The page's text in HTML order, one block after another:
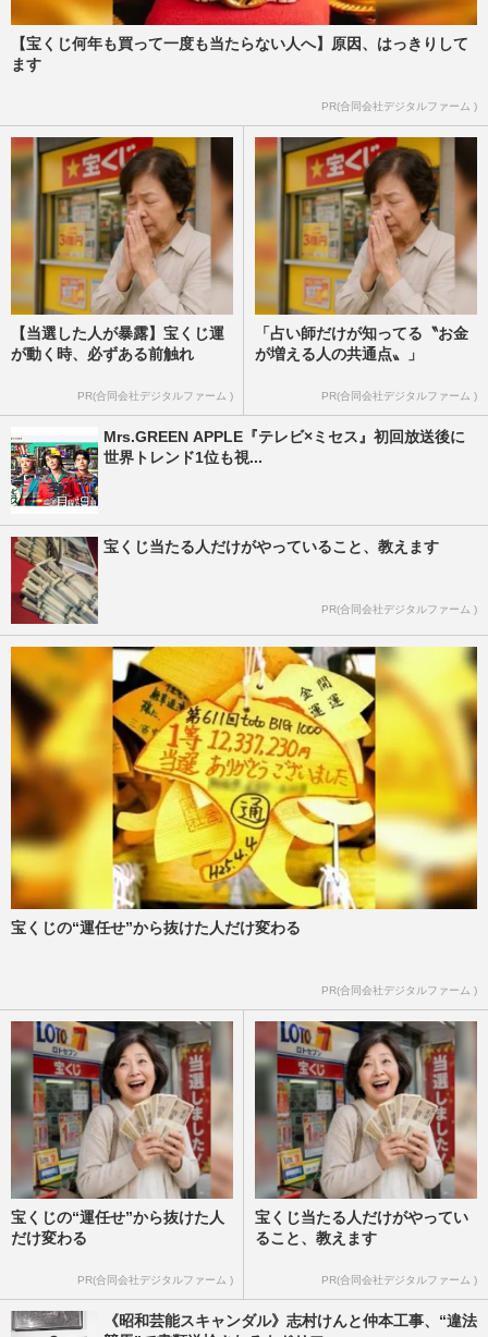
【宝くじ何年も買って一度も当たらない人へ】原因、はっきりして
ます
PR(合同会社デジタルファーム )
【当選した人が暴露】宝くじ運
が動く時、必ずある前触れ
PR(合同会社デジタルファーム )
「占い師だけが知ってる〝お金
が増える人の共通点〟」
PR(合同会社デジタルファーム )
Mrs.GREEN APPLE『テレビ×ミセス』初回放送後に
世界トレンド1位も視...
宝くじ当たる人だけがやっていること、教えます
PR(合同会社デジタルファーム )
宝くじの“運任せ”から抜けた人だけ変わる
PR(合同会社デジタルファーム )
宝くじの“運任せ”から抜けた人
だけ変わる
PR(合同会社デジタルファーム )
宝くじ当たる人だけがやってい
ること、教えます
PR(合同会社デジタルファーム )
《昭和芸能スキャンダル》志村けんと仲本工事、“違法